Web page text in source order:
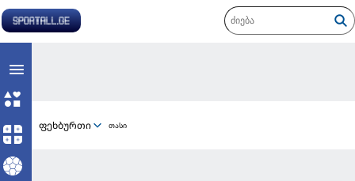
ფეხბურთი თასი